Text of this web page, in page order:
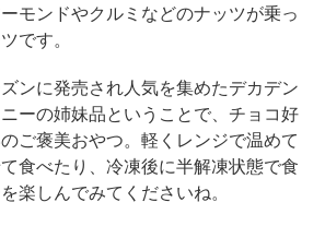
モンドやクルミなどのナッツが乗っ
です。
ンに発売され人気を集めたデカデン
ーの姉妹品ということで、チョコ好
ご褒美おやつ。軽くレンジで温めて
食べたり、冷凍後に半解凍状態で食
楽しんでみてくださいね。